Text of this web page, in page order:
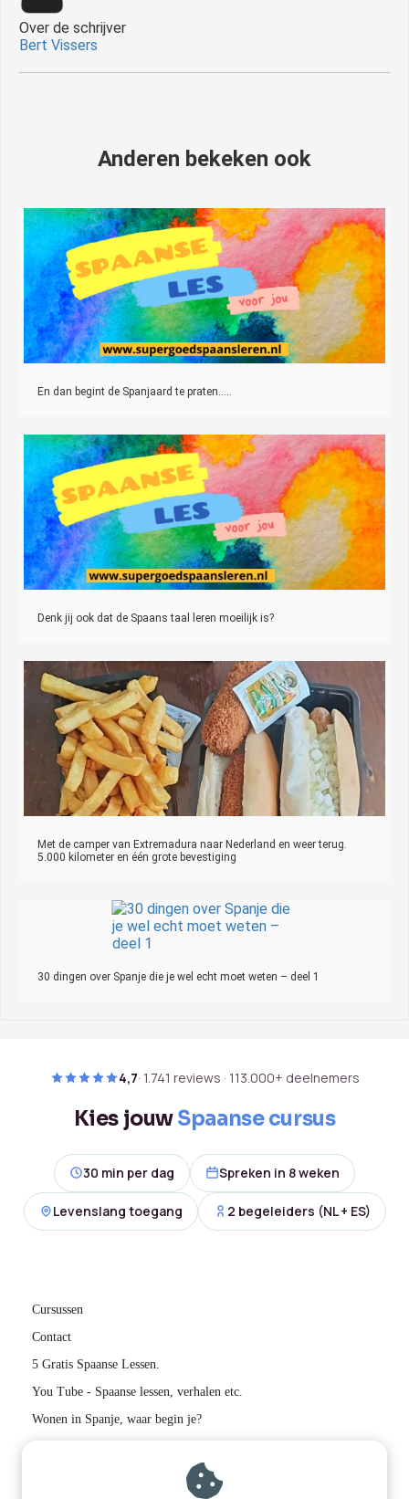
Over de schrijver
Bert Vissers
Anderen bekeken ook
En dan begint de Spanjaard te praten…..
Denk jij ook dat de Spaans taal leren moeilijk is?
Met de camper van Extremadura naar Nederland en weer terug.
5.000 kilometer en één grote bevestiging
30 dingen over Spanje die je wel echt moet weten – deel 1
4,7· 1.741 reviews · 113.000+ deelnemers
Kies jouwSpaanse cursus
30 min per dag Spreken in 8 weken
Levenslang toegang 2 begeleiders (NL + ES)
Cursussen
Contact
5 Gratis Spaanse Lessen.
You Tube - Spaanse lessen, verhalen etc.
Wonen in Spanje, waar begin je?